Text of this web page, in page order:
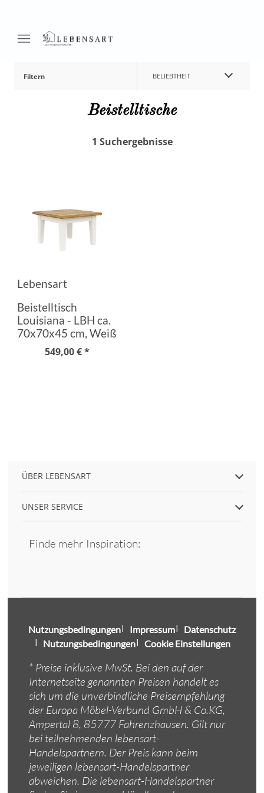
Filtern BELIEBTHEIT
Beistelltische
1 Suchergebnisse
Lebensart
Beistelltisch
Louisiana - LBH ca.
70x70x45 cm, Weiß
549,00 € *
ÜBER LEBENSART
UNSER SERVICE
Finde mehr Inspiration:
Nutzungsbedingungen Impressum
Datenschutz
Nutzungsbedingungen
Cookie Einstellungen
* Preise inklusive MwSt. Bei den auf der
Internetseite genannten Preisen handelt es
sich um die unverbindliche Preisempfehlung
der Europa Möbel-Verbund GmbH & Co.KG,
Ampertal 8, 85777 Fahrenzhausen. Gilt nur
bei teilnehmenden lebensart-
Handelspartnern. Der Preis kann beim
jeweiligen lebensart-Handelspartner
abweichen. Die lebensart-Handelspartner